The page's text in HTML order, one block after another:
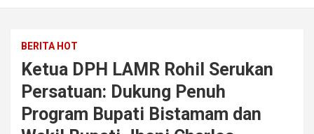
BERITA HOT
Ketua DPH LAMR Rohil Serukan
Persatuan: Dukung Penuh
Program Bupati Bistamam dan